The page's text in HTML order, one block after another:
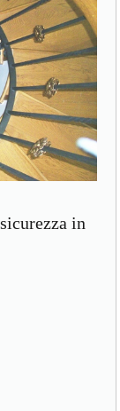
in